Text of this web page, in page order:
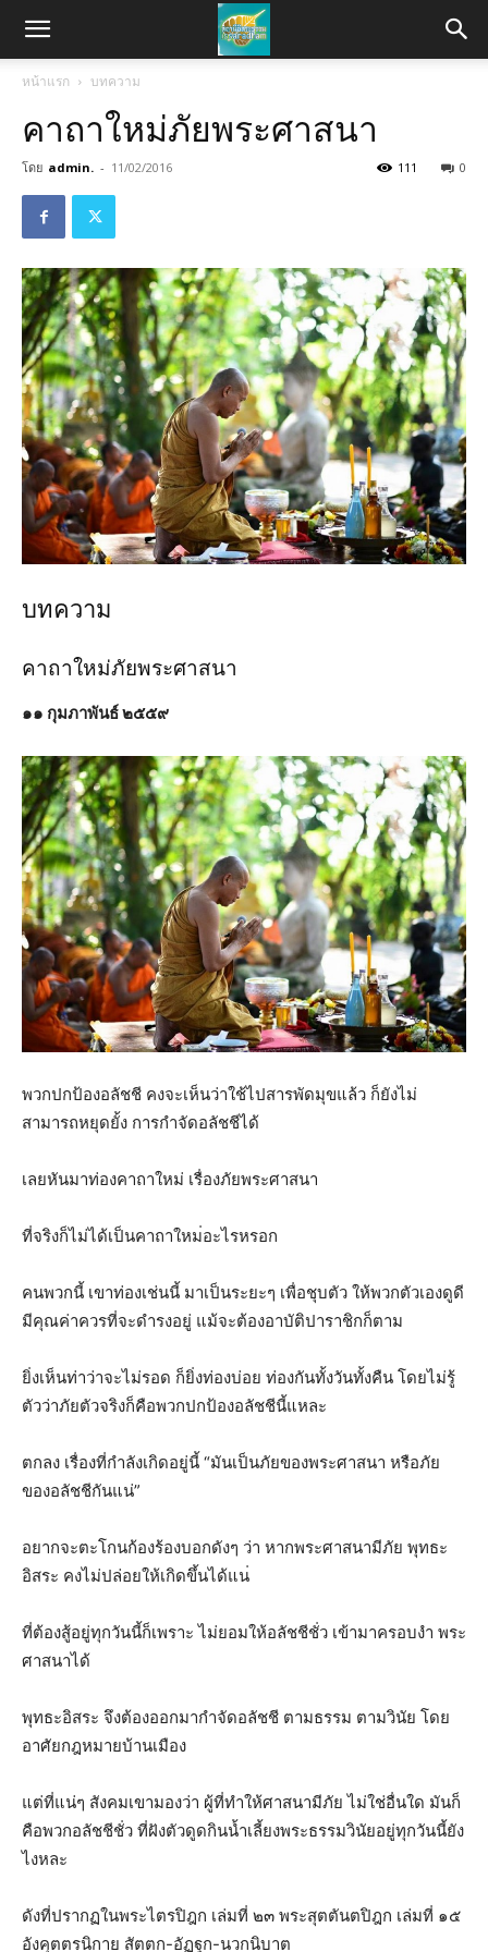
หน้าแรก บทความ
คาถาใหม่ภัยพระศาสนา
โดย admin. - 11/02/2016 0
111
บทความ
คาถาใหม่ภัยพระศาสนา
๑๑ กุมภาพันธ์ ๒๕๕๙
พวกปกป้องอลัชชี คงจะเห็นว่าใช้ไปสารพัดมุขแล้ว ก็ยังไม่
สามารถหยุดยั้ง การกำจัดอลัชชีได้
เลยหันมาท่องคาถาใหม่ เรื่องภัยพระศาสนา
ที่จริงก็ไม่ได้เป็นคาถาใหม่อะไรหรอก
คนพวกนี้ เขาท่องเช่นนี้ มาเป็นระยะๆ เพื่อชุบตัว ให้พวกตัวเองดูดี
มีคุณค่าควรที่จะดำรงอยู่ แม้จะต้องอาบัติปาราชิกก็ตาม
ยิ่งเห็นท่าว่าจะไม่รอด ก็ยิ่งท่องบ่อย ท่องกันทั้งวันทั้งคืน โดยไม่รู้
ตัวว่าภัยตัวจริงก็คือพวกปกป้องอลัชชีนี้แหละ
ตกลง เรื่องที่กำลังเกิดอยู่นี้ “มันเป็นภัยของพระศาสนา หรือภัย
ของอลัชชีกันแน่”
อยากจะตะโกนก้องร้องบอกดังๆ ว่า หากพระศาสนามีภัย พุทธะ
อิสระ คงไม่ปล่อยให้เกิดขึ้นได้แน
ที่ต้องสู้อยู่ทุกวันนี้ก็เพราะ ไม่ยอมให้อลัชชีชั่ว เข้ามาครอบงำ พระ
ศาสนาได้
พุทธะอิสระ จึงต้องออกมากำจัดอลัชชี ตามธรรม ตามวินัย โดย
อาศัยกฎหมายบ้านเมือง
แต่ที่แน่ๆ สังคมเขามองว่า ผู้ที่ทำให้ศาสนามีภัย ไม่ใช่อื่นใด มันก็
คือพวกอลัชชีชั่ว ที่ฝังตัวดูดกินน้ำเลี้ยงพระธรรมวินัยอยู่ทุกวันนี้ยัง
ไงหละ
ดังที่ปรากฏในพระไตรปิฎก เล่มที่ ๒๓ พระสุตตันตปิฎก เล่มที่ ๑๕
อังคุตตรนิกาย สัตตก-อัฏฐก-นวกนิบาต